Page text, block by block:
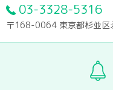
03-3328-5316
〒168-0064 東京都杉並